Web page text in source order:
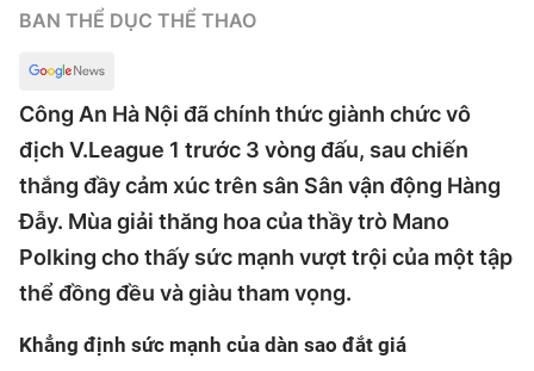
BAN THỂ DỤC THỂ THAO
Công An Hà Nội đã chính thức giành chức vô
địch V.League 1 trước 3 vòng đấu, sau chiến
thắng đầy cảm xúc trên sân Sân vận động Hàng
Đẫy. Mùa giải thăng hoa của thầy trò Mano
Polking cho thấy sức mạnh vượt trội của một tập
thể đồng đều và giàu tham vọng.
Khẳng định sức mạnh của dàn sao đắt giá